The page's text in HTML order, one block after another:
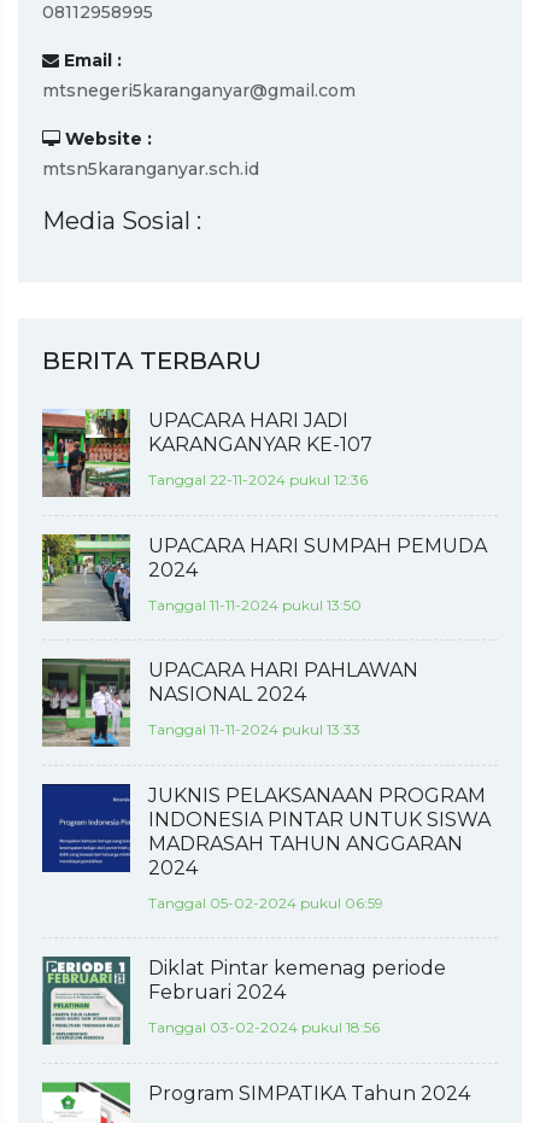
08112958995
Email :
mtsnegeri5karanganyar@gmail.com
Website :
mtsn5karanganyar.sch.id
Media Sosial :
BERITA TERBARU
UPACARA HARI JADI
KARANGANYAR KE-107
Tanggal 22-11-2024 pukul 12:36
UPACARA HARI SUMPAH PEMUDA
2024
Tanggal 11-11-2024 pukul 13:50
UPACARA HARI PAHLAWAN
NASIONAL 2024
Tanggal 11-11-2024 pukul 13:33
JUKNIS PELAKSANAAN PROGRAM
INDONESIA PINTAR UNTUK SISWA
MADRASAH TAHUN ANGGARAN
2024
Tanggal 05-02-2024 pukul 06:59
Diklat Pintar kemenag periode
Februari 2024
Tanggal 03-02-2024 pukul 18:56
Program SIMPATIKA Tahun 2024